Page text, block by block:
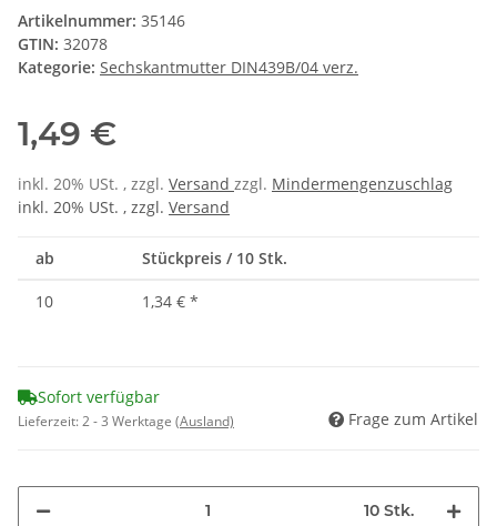
Artikelnummer: 35146
GTIN: 32078
Kategorie: Sechskantmutter DIN439B/04 verz.
1,49 €
inkl. 20% USt. , zzgl. Versand zzgl. Mindermengenzuschlag
inkl. 20% USt. , zzgl. Versand
ab Stückpreis / 10 Stk.
10 1,34 € *
Sofort verfügbar
Lieferzeit:2 - 3 Werktage (Ausland) Frage zum Artikel
10 Stk.